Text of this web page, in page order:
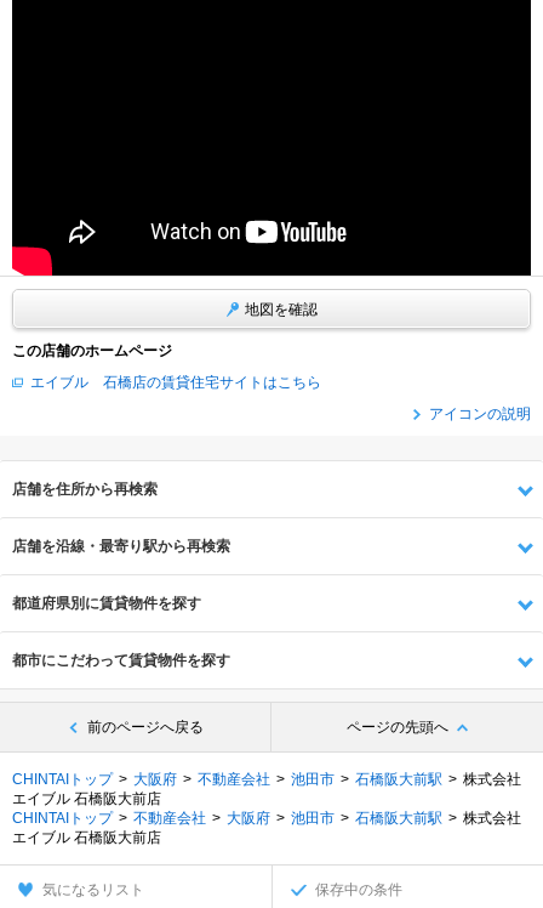
地図を確認
この店舗のホームページ
エイブル 石橋店の賃貸住宅サイトはこちら
アイコンの説明
店舗を住所から再検索
店舗を沿線・最寄り駅から再検索
都道府県別に賃貸物件を探す
都市にこだわって賃貸物件を探す
前のページへ戻る ページの先頭へ
CHINTAIトップ 大阪府 不動産会社 池田市 石橋阪大前駅
株式会社
エイブル 石橋阪大前店
CHINTAIトップ
不動産会社 大阪府 池田市 石橋阪大前駅
株式会社
エイブル 石橋阪大前店
気になるリスト 保存中の条件